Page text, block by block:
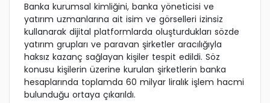
Banka kurumsal kimliğini, banka yöneticisi ve
yatırım uzmanlarına ait isim ve görselleri izinsiz
kullanarak dijital platformlarda oluşturdukları sözde
yatırım grupları ve paravan şirketler aracılığıyla
haksız kazanç sağlayan kişiler tespit edildi. Söz
konusu kişilerin üzerine kurulan şirketlerin banka
hesaplarında toplamda 60 milyar liralık işlem hacmi
bulunduğu ortaya çıkarıldı.